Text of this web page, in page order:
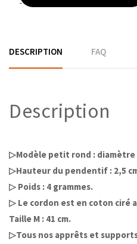
DESCRIPTION FAQ
Description
▷Modèle petit rond : diamètre
▷Hauteur du pendentif : 2,5
▷ Poids : 4 grammes.
▷ Le cordon est en coton ciré
Taille M : 41 cm.
▷Tous nos apprêts et